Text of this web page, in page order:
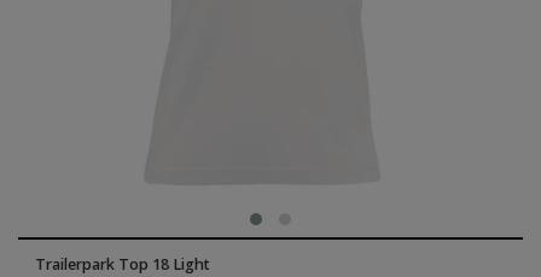
Trailerpark Top 18 Light